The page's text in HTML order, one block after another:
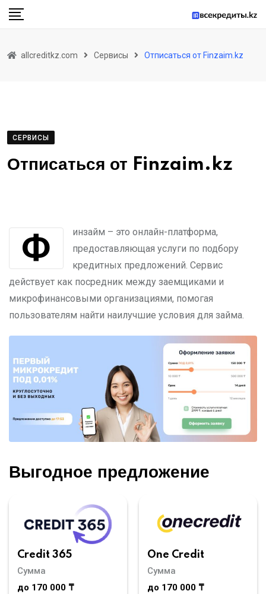
Skip
allcreditkz.com Сервисы Отписаться от Finzaim.kz
СЕРВИСЫ
Отписаться от Finzaim.kz
Финзайм – это онлайн-платформа,
предоставляющая услуги по подбору
кредитных предложений. Сервис
действует как посредник между заемщиками и
микрофинансовыми организациями, помогая
пользователям найти наилучшие условия для займа.
Выгодное предложение
Credit 365
Сумма
до 170 000 ₸
One Credit
Сумма
до 170 000 ₸